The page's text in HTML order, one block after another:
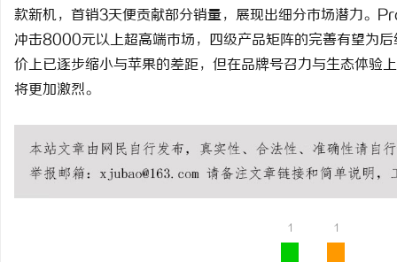
款新机，首销3天便贡献部分销量，展现出细分市场潜力。
冲击8000元以上超高端市场，四级产品矩阵的完善有望为
价上已逐步缩小与苹果的差距，但在品牌号召力与生态体验
将更加激烈。
1 1